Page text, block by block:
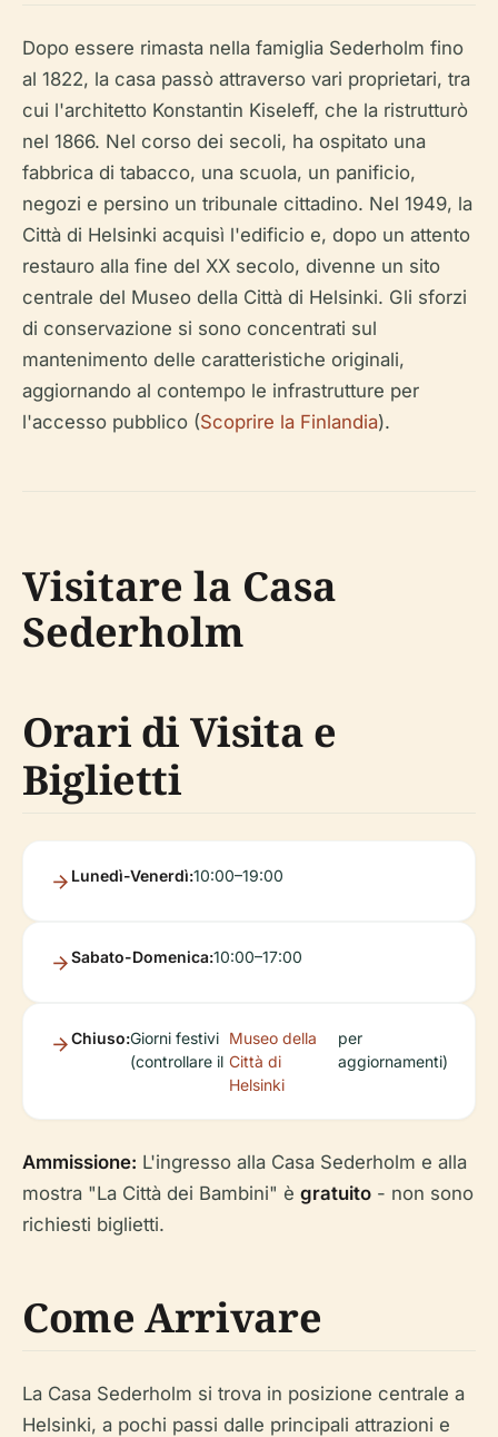
Dopo essere rimasta nella famiglia Sederholm fino
al 1822, la casa passò attraverso vari proprietari, tra
cui l'architetto Konstantin Kiseleff, che la ristrutturò
nel 1866. Nel corso dei secoli, ha ospitato una
fabbrica di tabacco, una scuola, un panificio,
negozi e persino un tribunale cittadino. Nel 1949, la
Città di Helsinki acquisì l'edificio e, dopo un attento
restauro alla fine del XX secolo, divenne un sito
centrale del Museo della Città di Helsinki. Gli sforzi
di conservazione si sono concentrati sul
mantenimento delle caratteristiche originali,
aggiornando al contempo le infrastrutture per
l'accesso pubblico (Scoprire la Finlandia).
Visitare la Casa
Sederholm
Orari di Visita e
Biglietti
Lunedì-Venerdì:10:00–19:00
Sabato-Domenica:10:00–17:00
Chiuso:Giorni festivi
(controllare il
Museo della
Città di
Helsinki
per
aggiornamenti)
Ammissione: L'ingresso alla Casa Sederholm e alla
mostra "La Città dei Bambini" è gratuito - non sono
richiesti biglietti.
Come Arrivare
La Casa Sederholm si trova in posizione centrale a
Helsinki, a pochi passi dalle principali attrazioni e